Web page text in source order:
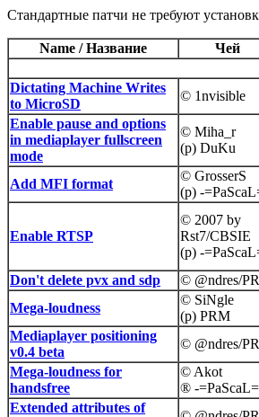
Стандартные патчи не требуют
Name / Название Чей
Dictating Machine Writes
to MicroSD
© 1nvisible
Enable pause and options
in mediaplayer fullscreen
mode
© Miha_r
(p) DuKu
Add MFI format
© GrosserS
(p) -
Enable RTSP
© 2007 by
Rst7/CBSIE
(p) -
Don't delete pvx and sdp
© @ndres/
Mega-loudness
© SiNgle
(p) PRM
Mediaplayer positioning
v0.4 beta
© @ndres/
Mega-loudness for
handsfree
© Akot
® -
Extended attributes of